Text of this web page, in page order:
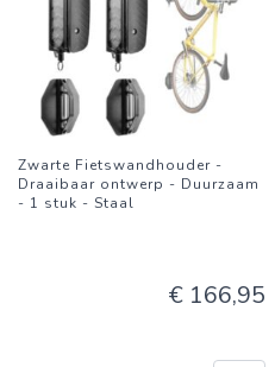
Zwarte Fietswandhouder -
Draaibaar ontwerp - Duurzaam
- 1 stuk - Staal
€ 166,95